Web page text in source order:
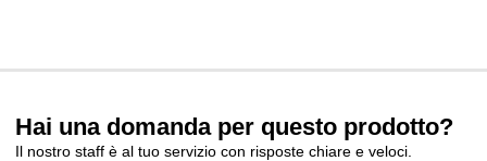
Hai una domanda per questo prodotto?
Il nostro staff è al tuo servizio con risposte chiare e veloci.